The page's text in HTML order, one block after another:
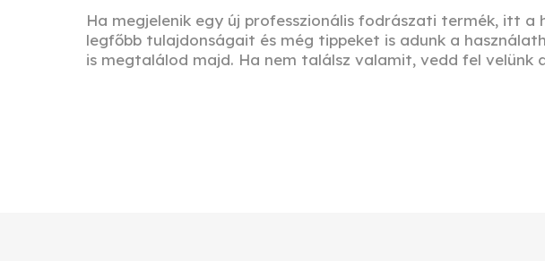
Ha megjelenik egy új professzionális fodrászati termék, itt a
legfőbb tulajdonságait és még tippeket is adunk a
is megtalálod majd. Ha nem találsz valamit, vedd fel velünk